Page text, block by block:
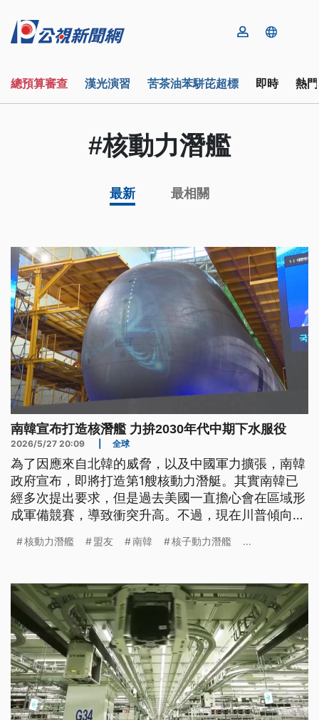
總預算審查 漢光演習 苦茶油苯駢芘超標 即時 熱
#核動力潛艦
最新 最相關
南韓宣布打造核潛艦 力拚2030年代中期下水服役
2026/5/27 20:09 全球
為了因應來自北韓的威脅，以及中國軍力擴張，南韓
政府宣布，即將打造第1艘核動力潛艇。其實南韓已
經多次提出要求，但是過去美國一直擔心會在區域形
成軍備競賽，導致衝突升高。不過，現在川普傾向認
核動力潛艦 盟友 南韓 核子動力潛艦 ...